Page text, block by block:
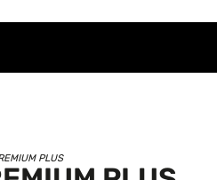
PLUS